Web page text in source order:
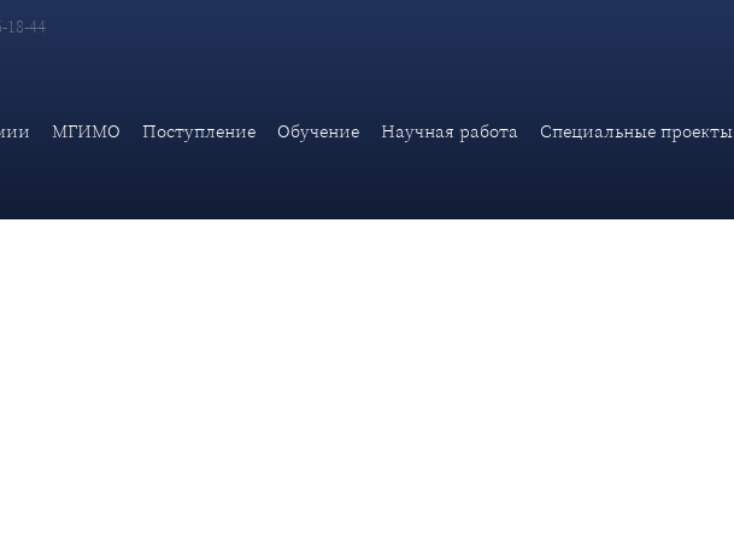
18-44
МГИМО Поступление Обучение Научная работа Специальные проекты
дел Российской Федерации С.В.Лаврова венгерской газете «Мадьяр Немзет»